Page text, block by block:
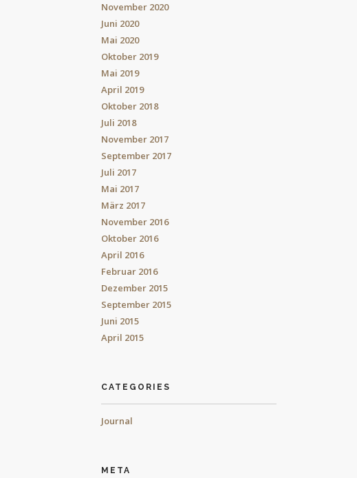
November 2020
Juni 2020
Mai 2020
Oktober 2019
Mai 2019
April 2019
Oktober 2018
Juli 2018
November 2017
September 2017
Juli 2017
Mai 2017
März 2017
November 2016
Oktober 2016
April 2016
Februar 2016
Dezember 2015
September 2015
Juni 2015
April 2015
CATEGORIES
Journal
META